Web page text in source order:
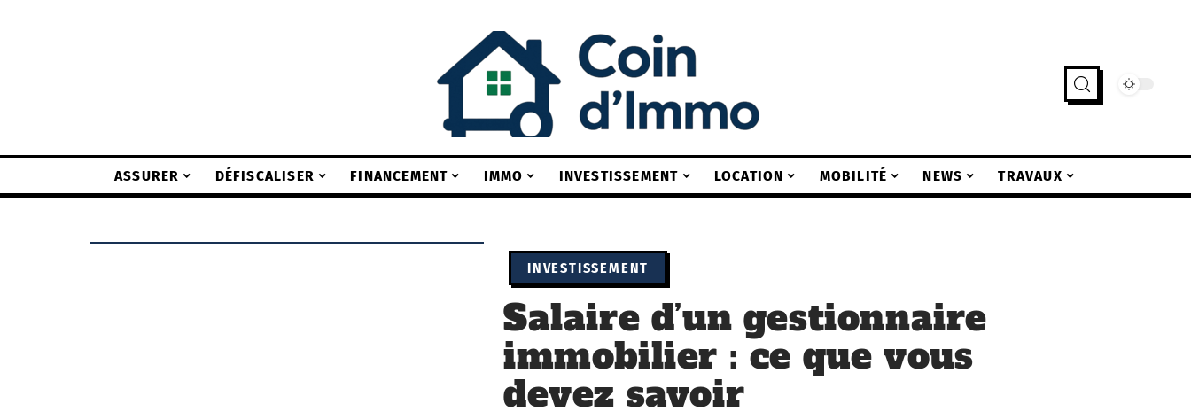
ASSURER DÉFISCALISER FINANCEMENT IMMO INVESTISSEMENT LOCATION MOBILITÉ NEWS TRAVAUX
INVESTISSEMENT
Salaire d’un gestionnaire
immobilier : ce que vous
devez savoir